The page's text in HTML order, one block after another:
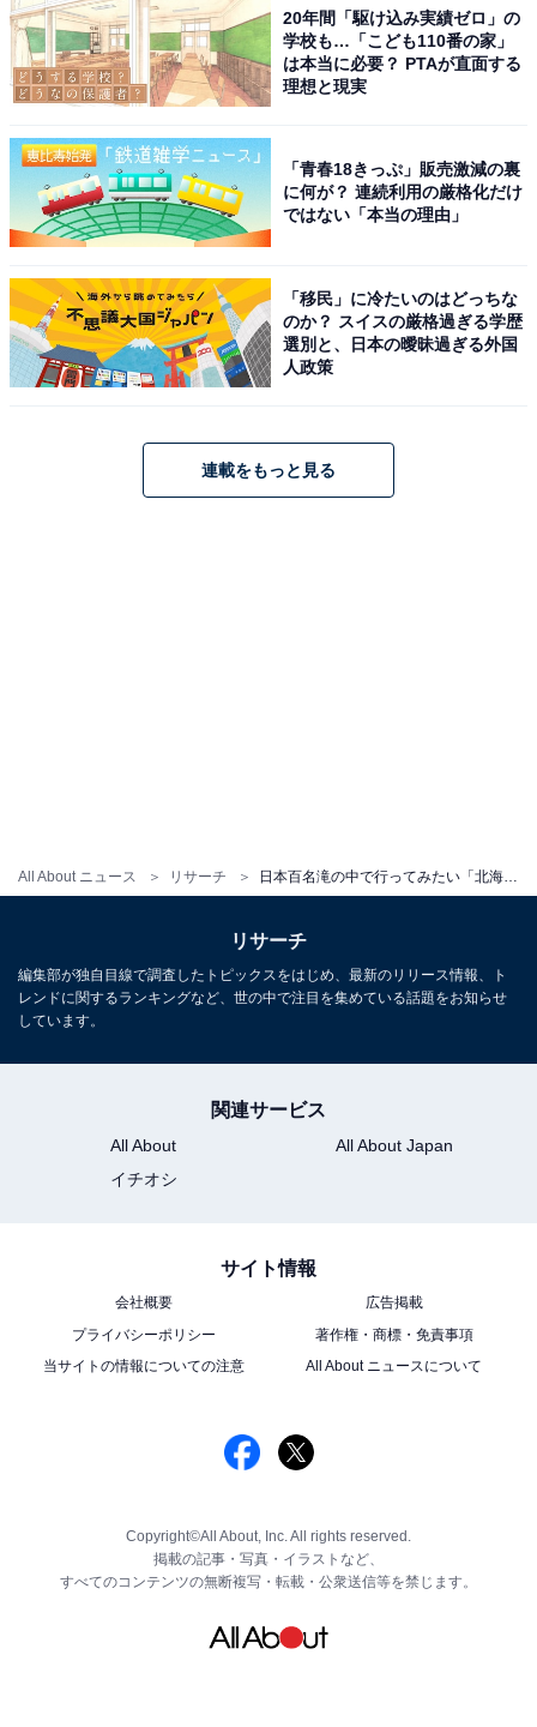
All About ニュース リサーチ 日本百名滝の中で行ってみたい「北海道・東北の滝」ランキング！ 2位「オシンコシンの滝」、1位は？
20年間「駆け込み実績ゼロ」の
学校も…「こども110番の家」
は本当に必要？ PTAが直面する
理想と現実
「青春18きっぷ」販売激減の裏
に何が？ 連続利用の厳格化だけ
ではない「本当の理由」
「移民」に冷たいのはどっちな
のか？ スイスの厳格過ぎる学歴
選別と、日本の曖昧過ぎる外国
人政策
連載をもっと見る
リサーチ
編集部が独自目線で調査したトピックスをはじめ、最新のリリース情報、ト
レンドに関するランキングなど、世の中で注目を集めている話題をお知らせ
しています。
関連サービス
All About
All About Japan
イチオシ
サイト情報
会社概要
広告掲載
プライバシーポリシー
著作権・商標・免責事項
当サイトの情報についての注意
All About ニュースについて
Copyright©All About, Inc. All rights reserved.
掲載の記事・写真・イラストなど、
すべてのコンテンツの無断複写・転載・公衆送信等を禁じます。